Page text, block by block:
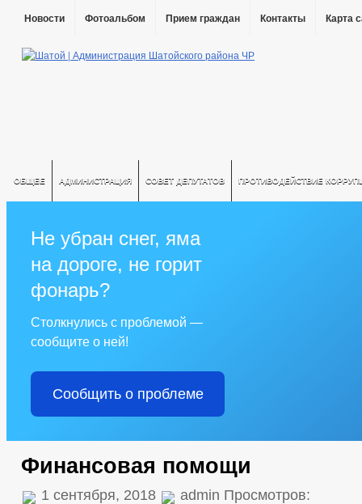
Новости Фотоальбом Прием граждан Контакты Карта
ОБЩЕЕ АДМИНИСТРАЦИЯ СОВЕТ ДЕПУТАТОВ ПРОТИВОДЕЙСТВИЕ
Не убран снег, яма
на дороге, не горит
фонарь?
Столкнулись с проблемой —
сообщите о ней!
Сообщить о проблеме
Финансовая помощи
1 сентября, 2018 admin Просмотров: